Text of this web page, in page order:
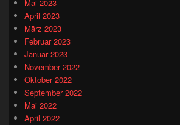
Mai 2023
April 2023
März 2023
Februar 2023
Januar 2023
November 2022
Oktober 2022
September 2022
Mai 2022
April 2022